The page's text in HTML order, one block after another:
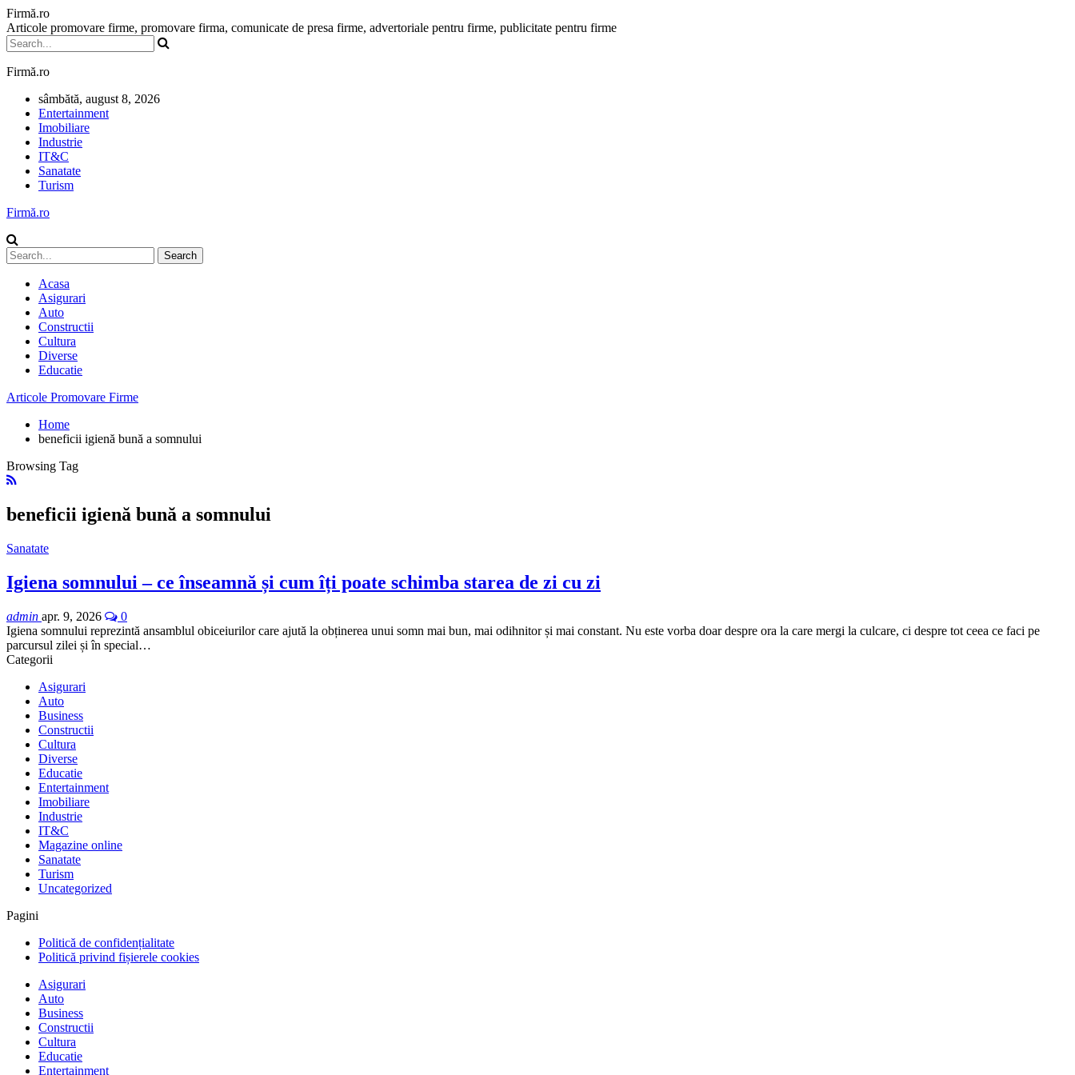
Firmă.ro
Articole promovare firme, promovare firma, comunicate de presa firme, advertoriale pentru firme, publicitate pentru firme
Firmă.ro
sâmbătă, august 8, 2026
Entertainment
Imobiliare
Industrie
IT&C
Sanatate
Turism
Firmă.ro
Acasa
Asigurari
Auto
Constructii
Cultura
Diverse
Educatie
Articole Promovare Firme
Home
beneficii igienă bună a somnului
Browsing Tag
beneficii igienă bună a somnului
Sanatate
Igiena somnului – ce înseamnă și cum îți poate schimba starea de zi cu zi
admin apr. 9, 2026
0
Igiena somnului reprezintă ansamblul obiceiurilor care ajută la obținerea unui somn mai bun, mai odihnitor și mai constant. Nu este vorba doar despre ora la care mergi la culcare, ci despre tot ceea ce faci pe
parcursul zilei și în special…
Categorii
Asigurari
Auto
Business
Constructii
Cultura
Diverse
Educatie
Entertainment
Imobiliare
Industrie
IT&C
Magazine online
Sanatate
Turism
Uncategorized
Pagini
Politică de confidențialitate
Politică privind fișierele cookies
Asigurari
Auto
Business
Constructii
Cultura
Educatie
Entertainment